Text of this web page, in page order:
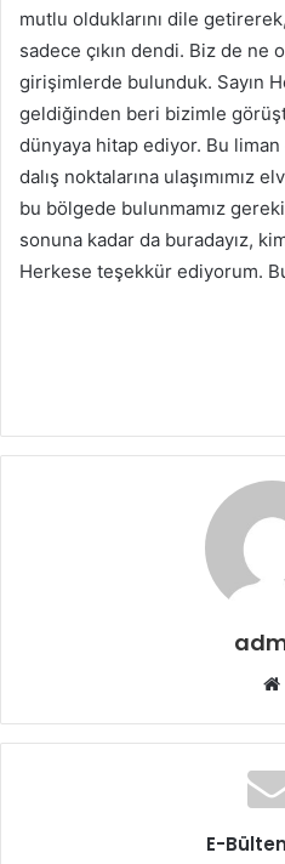
mutlu olduklarını dile
sadece çıkın dendi. Biz de ne
girişimlerde bulunduk. Sayın
geldiğinden beri bizimle
dünyaya hitap ediyor. Bu
dalış noktalarına ulaşımımız
bu bölgede bulunmamız
sonuna kadar da buradayız,
Herkese teşekkür ediyorum.
E-